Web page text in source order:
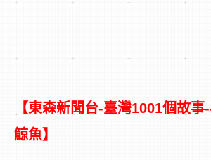
【東森新聞台-臺灣1001個故
鯨魚】